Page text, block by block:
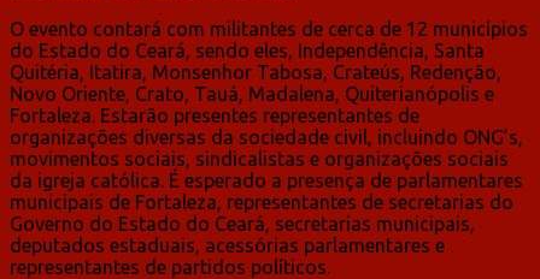
O evento contará com militantes de cerca de 12 municípios
do Estado do Ceará, sendo eles, Independência, Santa
Quitéria, Itatira, Monsenhor Tabosa, Crateús, Redenção,
Novo Oriente, Crato, Tauá, Madalena, Quiterianópolis e
Fortaleza. Estarão presentes representantes de
organizações diversas da sociedade civil, incluindo ONG’s,
movimentos sociais, sindicalistas e organizações sociais
da igreja católica. É esperado a presença de parlamentares
municipais de Fortaleza, representantes de secretarias do
Governo do Estado do Ceará, secretarias municipais,
deputados estaduais, acessórias parlamentares e
representantes de partidos políticos.